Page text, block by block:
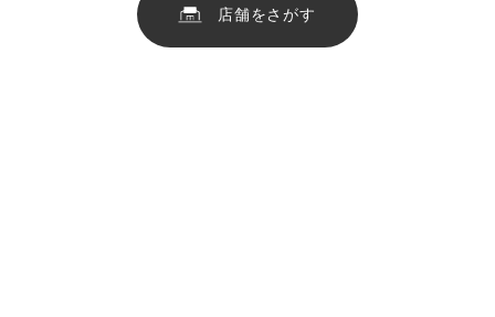
店舗をさがす